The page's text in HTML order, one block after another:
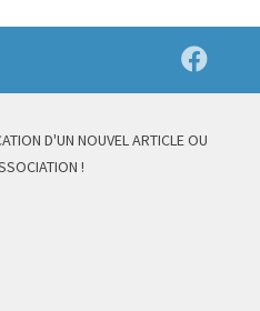
D'UN NOUVEL ARTICLE OU
!